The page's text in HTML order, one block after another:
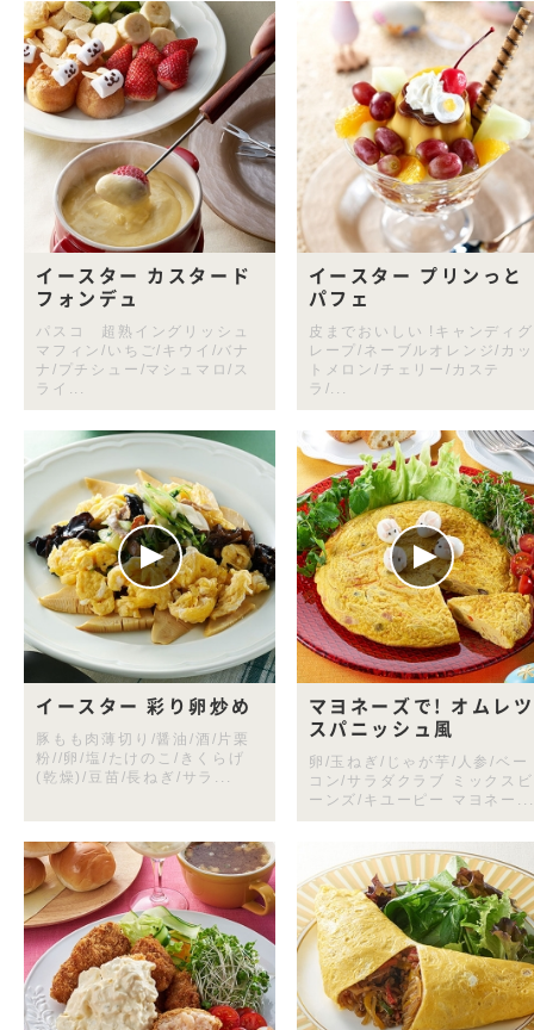
イースター カスタード
フォンデュ
パスコ 超熟イングリッシュ
マフィン/いちご/キウイ/バナ
ナ/プチシュー/マシュマロ/ス
ライ...
イースター プリンっと
パフェ
皮までおいしい !キャンディグ
レープ/ネーブルオレンジ/カッ
トメロン/チェリー/カステ
ラ/...
イースター 彩り卵炒め
豚もも肉薄切り/醤油/酒/片栗
粉//卵/塩/たけのこ/きくらげ
(乾燥)/豆苗/長ねぎ/サラ...
マヨネーズで! オムレツ
スパニッシュ風
卵/玉ねぎ/じゃが芋/人参/ベー
コン/サラダクラブ ミックスビ
ーンズ/キユーピー マヨネー...